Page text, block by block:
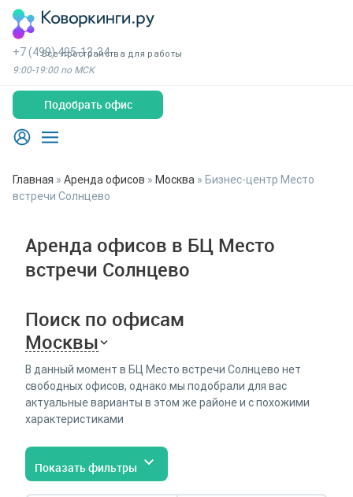
Все пространства для работы
+7 (499) 495-13-34
9:00-19:00 по МСК
Подобрать офис
Главная » Аренда офисов » Москва » Бизнес-центр Место
встречи Солнцево
Аренда офисов в БЦ Место
встречи Солнцево
Поиск по офисам
Москвы
В данный момент в БЦ Место встречи Солнцево нет
свободных офисов, однако мы подобрали для вас
актуальные варианты в этом же районе и с похожими
характеристиками
Показать фильтры